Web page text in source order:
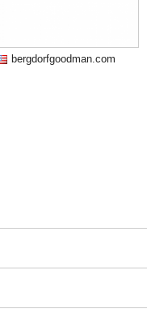
bergdorfgoodman.com